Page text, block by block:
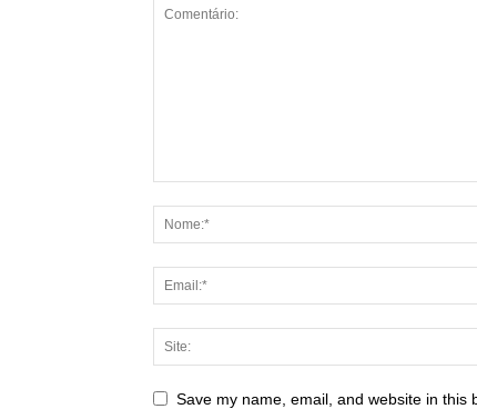
Save my name, email, and website in this